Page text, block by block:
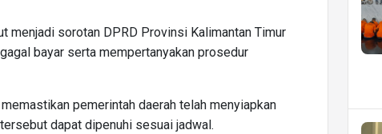
menjadi sorotan DPRD Provinsi Kalimantan Timur
bayar serta mempertanyakan prosedur
pemerintah daerah telah menyiapkan
dapat dipenuhi sesuai jadwal.